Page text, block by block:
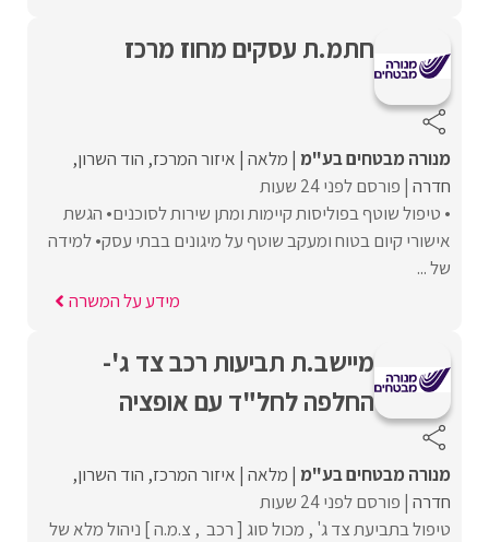
חתמ.ת עסקים מחוז מרכז
מנורה מבטחים בע"מ מלאה איזור המרכז הוד השרון
חדרה פורסם לפני 24 שעות
• טיפול שוטף בפוליסות קיימות ומתן שירות לסוכנים• הגשת
אישורי קיום בטוח ומעקב שוטף על מיגונים בבתי עסק• למידה
של ...
מידע על המשרה
מיישב.ת תביעות רכב צד ג'-
החלפה לחל"ד עם אופציה
מנורה מבטחים בע"מ מלאה איזור המרכז הוד השרון
חדרה פורסם לפני 24 שעות
טיפול בתביעת צד ג' , מכול סוג [ רכב , צ.מ.ה ] ניהול מלא של